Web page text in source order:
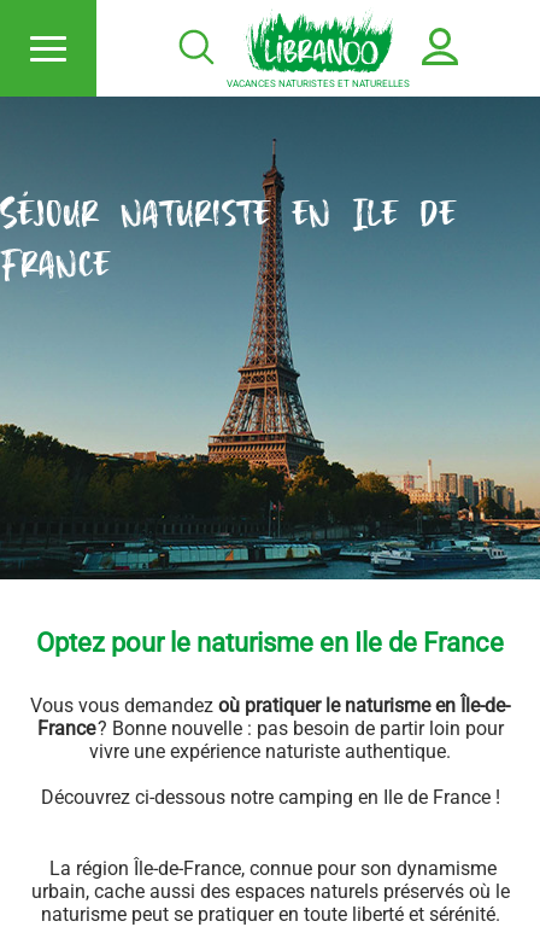
VACANCES NATURISTES ET NATURELLES
Séjour naturiste en Ile de
France
Optez pour le naturisme en Ile de France
Vous vous demandez où pratiquer le naturisme en Île-de-
France? Bonne nouvelle : pas besoin de partir loin pour
vivre une expérience naturiste authentique.
Découvrez ci-dessous notre camping en Ile de France !
La région Île-de-France, connue pour son dynamisme
urbain, cache aussi des espaces naturels préservés où le
naturisme peut se pratiquer en toute liberté et sérénité.